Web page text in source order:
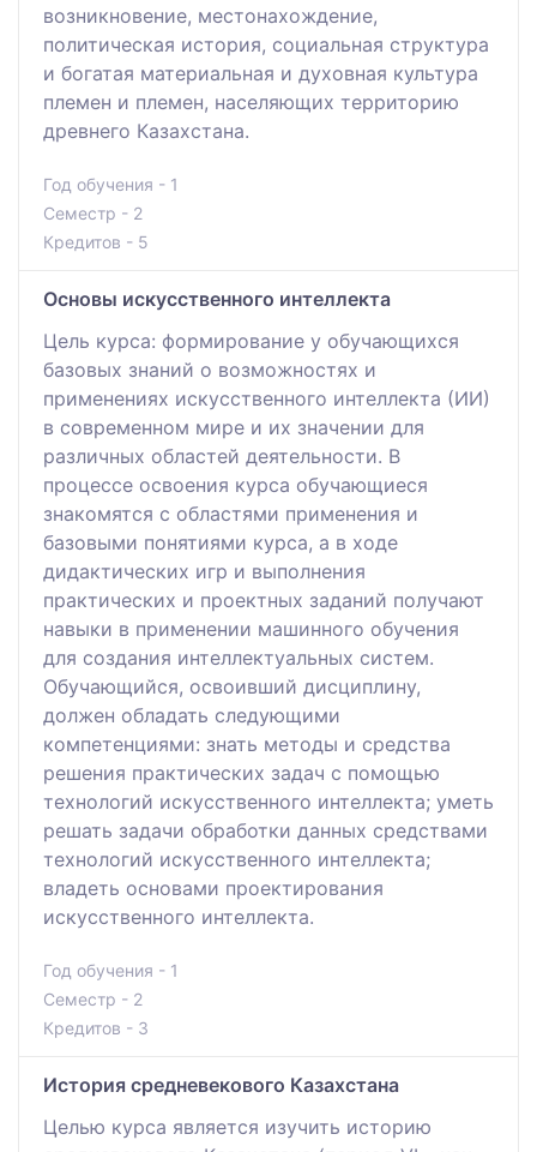
возникновение, местонахождение,
политическая история, социальная структура
и богатая материальная и духовная культура
племен и племен, населяющих территорию
древнего Казахстана.
Год обучения - 1
Семестр - 2
Кредитов - 5
Основы искусственного интеллекта
Цель курса: формирование у обучающихся
базовых знаний о возможностях и
применениях искусственного интеллекта (ИИ)
в современном мире и их значении для
различных областей деятельности. В
процессе освоения курса обучающиеся
знакомятся с областями применения и
базовыми понятиями курса, а в ходе
дидактических игр и выполнения
практических и проектных заданий получают
навыки в применении машинного обучения
для создания интеллектуальных систем.
Обучающийся, освоивший дисциплину,
должен обладать следующими
компетенциями: знать методы и средства
решения практических задач с помощью
технологий искусственного интеллекта; уметь
решать задачи обработки данных средствами
технологий искусственного интеллекта;
владеть основами проектирования
искусственного интеллекта.
Год обучения - 1
Семестр - 2
Кредитов - 3
История средневекового Казахстана
Целью курса является изучить историю